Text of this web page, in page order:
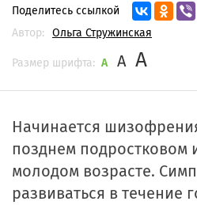
Поделитесь ссылкой
Автор:
Ольга Стружинская
Размер шрифта: A A A
Начинается
позднем подростковом
молодом возрасте.
развиваться в течение